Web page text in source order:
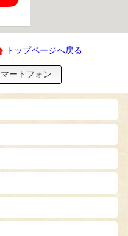
トップページへ戻る
ートフォン